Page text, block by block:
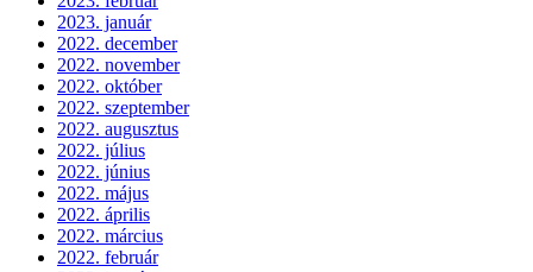
2023. január
2022. december
2022. november
2022. október
2022. szeptember
2022. augusztus
2022. július
2022. június
2022. május
2022. április
2022. március
2022. február